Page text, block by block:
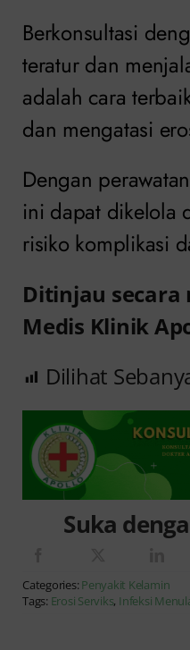
Berkonsultasi
teratur dan
adalah cara
dan mengatasi
Dengan
ini dapat dikelola
risiko komplikasi
Ditinjau secara
Medis Klinik
Dilihat
Suka
Categories: Penyakit Kelamin
Tags: Erosi Serviks, Infeksi